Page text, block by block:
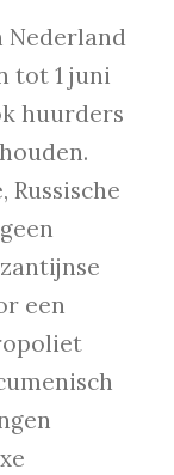
Nederland
tot 1 juni
huurders
Russische
een